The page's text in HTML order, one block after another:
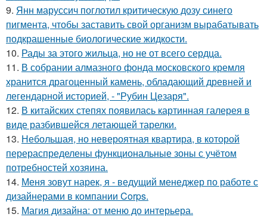
9. Янн маруссич поглотил критическую дозу синего
пигмента, чтобы заставить свой организм вырабатывать
подкрашенные биологические жидкости.
10. Рады за этого жильца, но не от всего сердца.
11. В собрании алмазного фонда московского кремля
хранится драгоценный камень, обладающий древней и
легендарной историей, - "Рубин Цезаря".
12. В китайских степях появилась картинная галерея в
виде разбившейся летающей тарелки.
13. Небольшая, но невероятная квартира, в которой
перераспределены функциональные зоны с учётом
потребностей хозяина.
14. Меня зовут нарек, я - ведущий менеджер по работе с
дизайнерами в компании Corps.
15. Магия дизайна: от меню до интерьера.